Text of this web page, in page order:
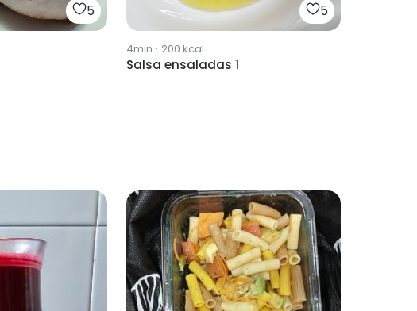
5 5
4min · 200 kcal
Salsa ensaladas 1